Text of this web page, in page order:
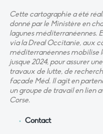
Cette cartographie a été
donné par le Ministère en
lagunes méditerranéennes.
via la Dreal Occitanie, aux
méditerranéennes mobilise
jusque 2024, pour assurer
travaux de lutte, de
façade Méd. Il agit en
un groupe de travail en lien
Corse.
Contact